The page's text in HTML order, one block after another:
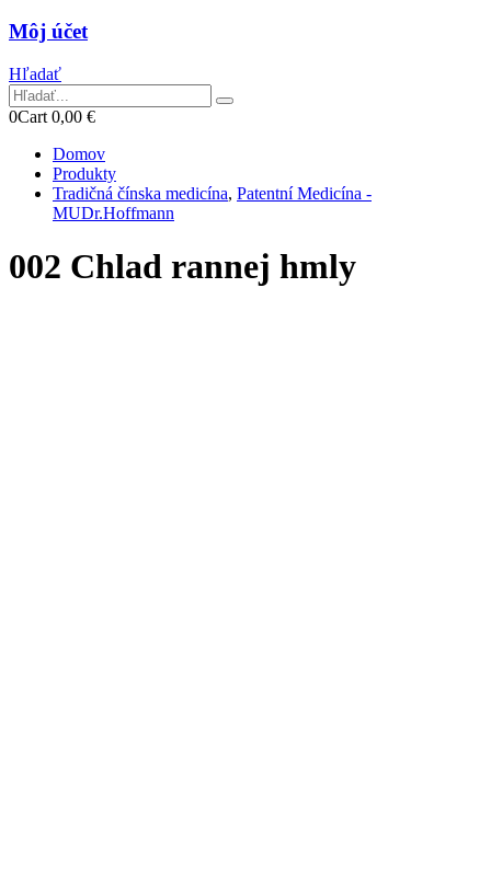
Môj účet
Hľadať
0Cart 0,00 €
Domov
Produkty
Tradičná čínska medicína, Patentní Medicína -
MUDr.Hoffmann
002 Chlad rannej hmly